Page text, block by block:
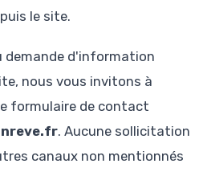
le site.
demande d'information
nous vous invitons à
formulaire de contact
. Aucune sollicitation
canaux non mentionnés